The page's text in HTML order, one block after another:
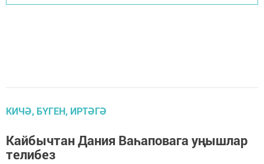
КИЧӘ, БҮГЕН, ИРТӘГӘ
Кайбычтан Дания Ваһаповага уңышлар
телибез